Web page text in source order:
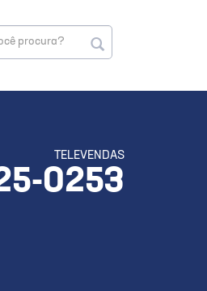
TELEVENDAS
0253